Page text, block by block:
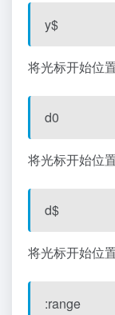
y$
将光标开始位
d0
将光标开始位
d$
将光标开始位
:range